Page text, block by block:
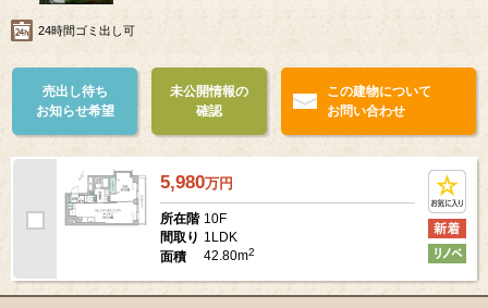
24時間ゴミ出し可
売出し待ち
お知らせ希望
未公開情報の
確認
この建物について
お問い合わせ
5,980万円
所在階 10F
間取り 1LDK
面積
42.80m2